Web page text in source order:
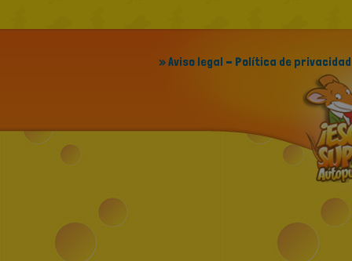
» Aviso legal - Política de privacidad